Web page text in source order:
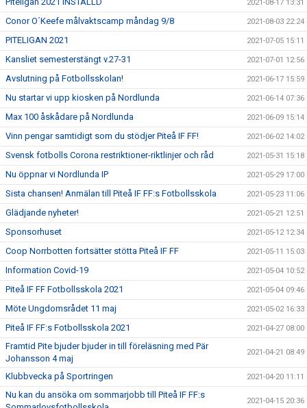
2021-08-17 13:31
Conor O´Keefe målvaktscamp måndag 9/8 2021-08-03 22:24
PITELIGAN 2021 2021-07-05 15:11
Kansliet semesterstängt v.27-31 2021-07-01 12:56
Avslutning på Fotbollsskolan! 2021-06-17 15:59
Nu startar vi upp kiosken på Nordlunda 2021-06-14 07:36
Max 100 åskådare på Nordlunda 2021-06-09 15:14
Vinn pengar samtidigt som du stödjer Piteå IF FF! 2021-06-02 14:02
Svensk fotbolls Corona restriktioner-riktlinjer och råd 2021-05-31 15:18
Nu öppnar vi Nordlunda IP 2021-05-29 17:00
Sista chansen! Anmälan till Piteå IF FF:s Fotbollsskola 2021-05-23 11:06
Glädjande nyheter! 2021-05-21 12:51
Sponsorhuset 2021-05-12 12:34
Coop Norrbotten fortsätter stötta Piteå IF FF 2021-05-11 15:03
Information Covid-19 2021-05-04 10:52
Piteå IF FF Fotbollsskola 2021 2021-05-04 09:46
Möte Ungdomsrådet 11 maj 2021-05-02 16:33
Piteå IF FF:s Fotbollsskola 2021 2021-04-27 08:00
Framtid Pite bjuder bjuder in till föreläsning med Pär
Johansson 4 maj
2021-04-21 08:49
Klubbvecka på Sportringen 2021-04-20 11:11
Nu kan du ansöka om sommarjobb till Piteå IF FF:s
2021-04-15 20:36